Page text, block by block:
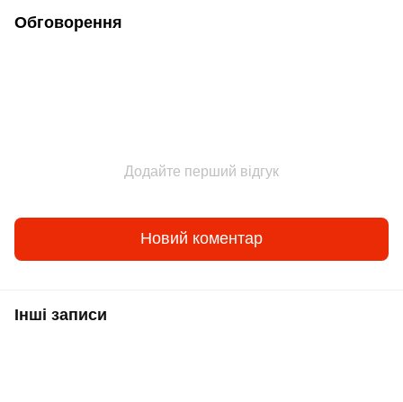
Обговорення
Додайте перший відгук
Новий коментар
Інші записи